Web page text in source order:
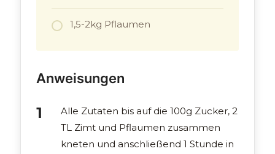
1,5-2kg Pflaumen
Anweisungen
Alle Zutaten bis auf die 100g Zucker, 2
TL Zimt und Pflaumen zusammen
kneten und anschließend 1 Stunde in